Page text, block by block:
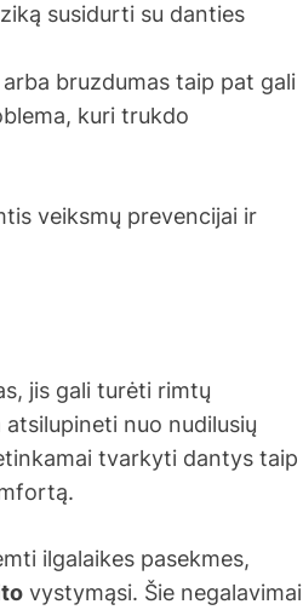
susidurti su danties
bruzdumas taip pat gali
kuri trukdo
veiksmų prevencijai ir
jis gali turėti rimtų
nuo nudilusių
tvarkyti dantys taip
ilgalaikes pasekmes,
vystymąsi. Šie negalavimai